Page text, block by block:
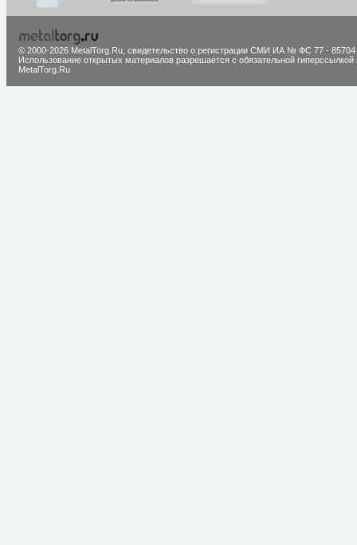
© 2000-2026 MetalTorg.Ru, cвидетельство о регистрации СМИ ИА № ФС 77 - 85704
Использование открытых материалов разрешается с обязательной гиперссылкой
MetalTorg.Ru